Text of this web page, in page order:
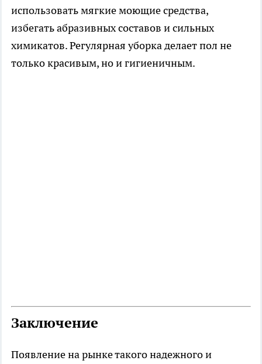
использовать мягкие моющие средства,
избегать абразивных составов и сильных
химикатов. Регулярная уборка делает пол не
только красивым, но и гигиеничным.
Заключение
Появление на рынке такого надежного и